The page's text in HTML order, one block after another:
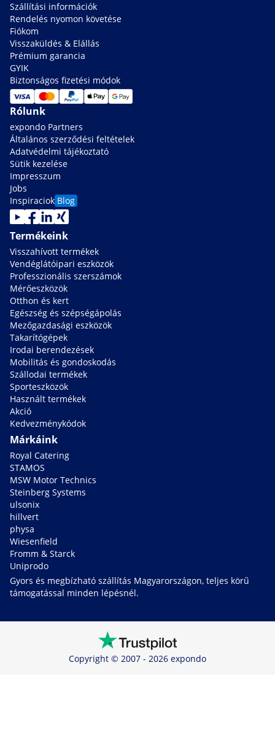
Szállítási információk
Rendelés nyomon követése
Fiókom
Visszaküldés & Elállás
Prémium garancia
GYIK
Biztonságos fizetési módok
Rólunk
expondo Partners
Általános szerződési feltételek
Adatvédelmi tájékoztató
Sütik kezelése
Impresszum
Jobs
Inspiraciok Blog
Termékeink
Visszahívott termékek
Vendéglátóipari eszközök
Professzionális szerszámok
Mérőeszközök
Otthon és kert
Egészség és szépségápolás
Mezőgazdasági eszközök
Takarítógépek
Irodai berendezések
Mobilitás és gondoskodás
Szállodai termékek
Sporteszközök
Használt termékek
Akció
Kedvezménykódok
Márkáink
Royal Catering
STAMOS
MSW Motor Technics
Steinberg Systems
ulsonix
hillvert
physa
Wiesenfield
Fromm & Starck
Uniprodo
Gyors és megbízható szállítás Magyarországon, teljes körű
támogatással minden lépésnél.
Copyright © 2007 - 2026 expondo